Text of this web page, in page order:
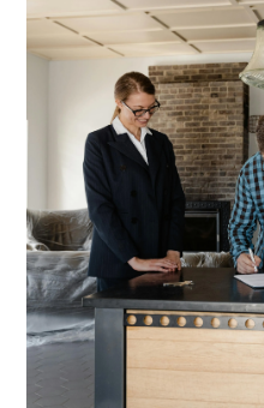
- Indefinite rental period
- Not suitable for sharing
- No pets allowed
- No smoking
- Income requirement: at